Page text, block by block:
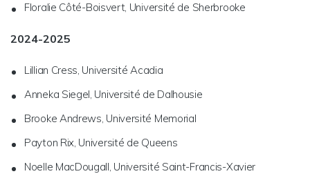
Floralie Côté-Boisvert, Université de Sherbrooke
2024-2025
Lillian Cress, Université Acadia
Anneka Siegel, Université de Dalhousie
Brooke Andrews, Université Memorial
Payton Rix, Université de Queens
Noelle MacDougall, Université Saint-Francis-Xavier